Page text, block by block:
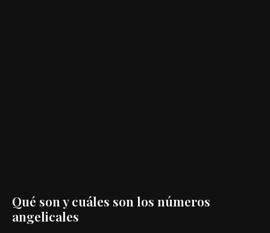
Qué son y cuáles son los números
angelicales